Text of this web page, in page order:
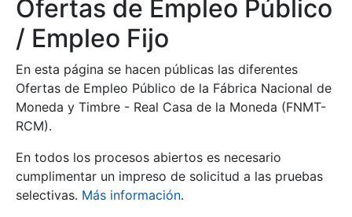
Mostrar/Ocultar
Mostrar/Ocultar
Ofertas de Empleo Público
/ Empleo Fijo
En esta página se hacen públicas las diferentes
Ofertas de Empleo Público de la Fábrica Nacional de
Moneda y Timbre - Real Casa de la Moneda (FNMT-
RCM).
En todos los procesos abiertos es necesario
cumplimentar un impreso de solicitud a las pruebas
selectivas. Más información.